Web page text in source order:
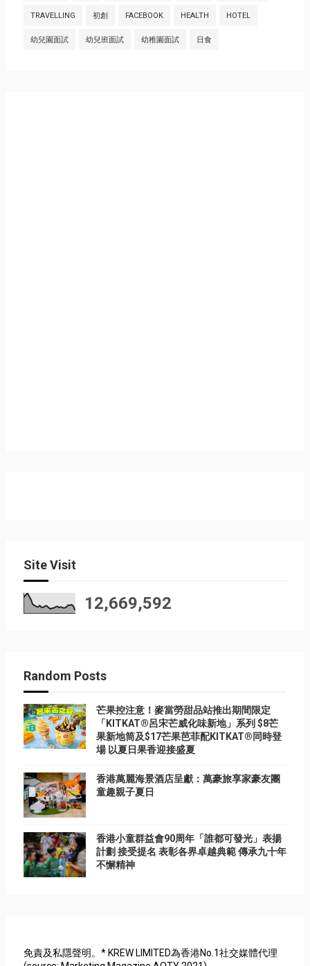
TRAVELLING 初創 FACEBOOK HEALTH HOTEL
幼兒園面試 幼兒班面試 幼稚園面試 日食
Site Visit
12,669,592
Random Posts
芒果控注意！麥當勞甜品站推出期間限定
「KITKAT®呂宋芒威化味新地」系列 $8芒
果新地筒及$17芒果芭菲配KITKAT®同時登
場 以夏日果香迎接盛夏
香港萬麗海景酒店呈獻：萬豪旅享家豪友團
童趣親子夏日
香港小童群益會90周年「誰都可發光」表揚
計劃 接受提名 表彰各界卓越典範 傳承九十年
不懈精神
免責及私隱聲明。* KREW LIMITED為香港No.1社交媒體代理